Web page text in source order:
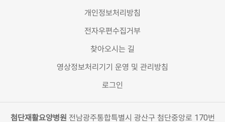
개인정보처리방침
전자우편수집거부
찾아오시는 길
영상정보처리기기 운영 및 관리방침
로그인
첨단재활요양병원 전남광주통합특별시 광산구 첨단중앙로 170번